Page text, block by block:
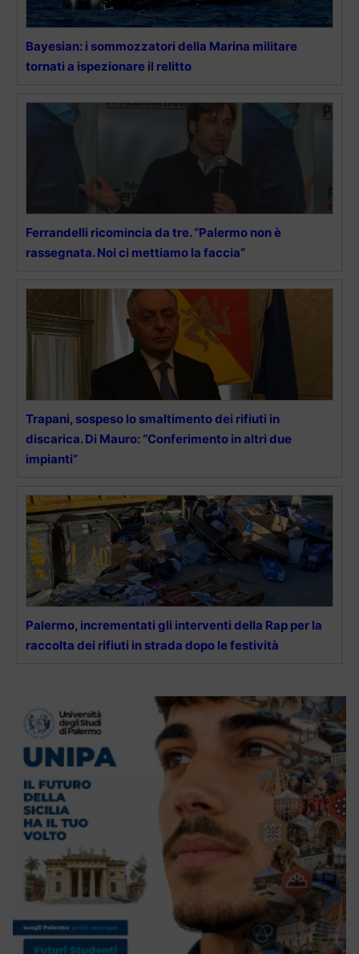
Bayesian: i sommozzatori della Marina militare
tornati a ispezionare il relitto
Ferrandelli ricomincia da tre. “Palermo non è
rassegnata. Noi ci mettiamo la faccia”
Trapani, sospeso lo smaltimento dei rifiuti in
discarica. Di Mauro: “Conferimento in altri due
impianti”
Palermo, incrementati gli interventi della Rap per la
raccolta dei rifiuti in strada dopo le festività